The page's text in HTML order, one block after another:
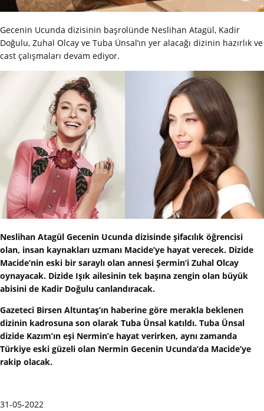
Gecenin Ucunda dizisinin başrolünde Neslihan Atagül, Kadir
Doğulu, Zuhal Olcay ve Tuba Ünsal’ın yer alacağı dizinin hazırlık ve
cast çalışmaları devam ediyor.
Neslihan Atagül Gecenin Ucunda dizisinde şifacılık öğrencisi
olan, insan kaynakları uzmanı Macide’ye hayat verecek. Dizide
Macide’nin eski bir saraylı olan annesi Şermin’i Zuhal Olcay
oynayacak. Dizide Işık ailesinin tek başına zengin olan büyük
abisini de Kadir Doğulu canlandıracak.
Gazeteci Birsen Altuntaş’ın haberine göre merakla beklenen
dizinin kadrosuna son olarak Tuba Ünsal katıldı. Tuba Ünsal
dizide Kazım’ın eşi Nermin’e hayat verirken, aynı zamanda
Türkiye eski güzeli olan Nermin Gecenin Ucunda’da Macide’ye
rakip olacak.
31-05-2022